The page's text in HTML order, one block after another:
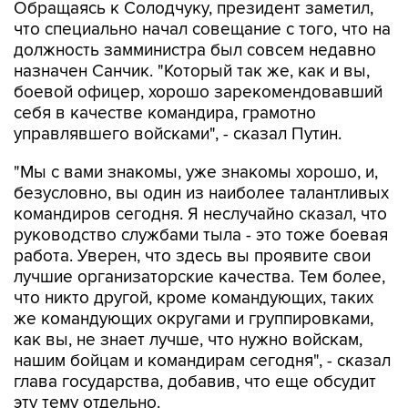
Обращаясь к Солодчуку, президент заметил,
что специально начал совещание с того, что на
должность замминистра был совсем недавно
назначен Санчик. "Который так же, как и вы,
боевой офицер, хорошо зарекомендовавший
себя в качестве командира, грамотно
управлявшего войсками", - сказал Путин.
"Мы с вами знакомы, уже знакомы хорошо, и,
безусловно, вы один из наиболее талантливых
командиров сегодня. Я неслучайно сказал, что
руководство службами тыла - это тоже боевая
работа. Уверен, что здесь вы проявите свои
лучшие организаторские качества. Тем более,
что никто другой, кроме командующих, таких
же командующих округами и группировками,
как вы, не знает лучше, что нужно войскам,
нашим бойцам и командирам сегодня", - сказал
глава государства, добавив, что еще обсудит
эту тему отдельно.